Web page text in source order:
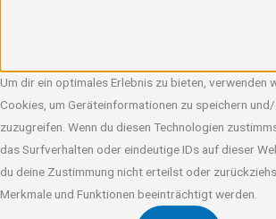
Um dir ein optimales Erlebnis zu bieten, verwenden
Cookies, um Geräteinformationen zu speichern
zuzugreifen. Wenn du diesen Technologien
das Surfverhalten oder eindeutige IDs auf dieser
du deine Zustimmung nicht erteilst oder
Merkmale und Funktionen beeinträchtigt werden.